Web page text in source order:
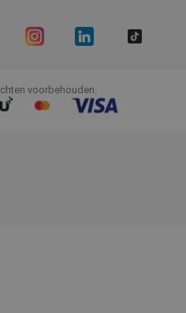
voorbehouden.